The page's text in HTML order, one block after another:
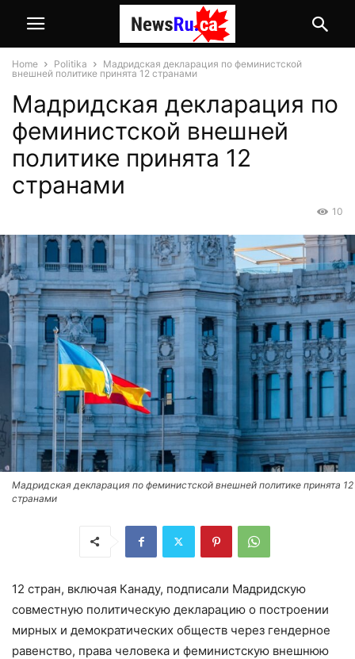
Home Politika
Мадридская декларация по феминистской
внешней политике принята 12 странами
Мадридская декларация по
феминистской внешней
политике принята 12
странами
10
Мадридская декларация по феминистской внешней политике принята 12
странами
12 стран, включая Канаду, подписали Мадридскую
совместную политическую декларацию о построении
мирных и демократических обществ через гендерное
равенство, права человека и феминистскую внешнюю